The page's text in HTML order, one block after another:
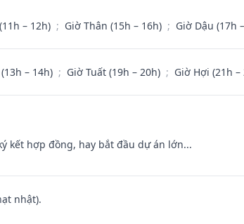
– 12h) ; Giờ Thân (15h – 16h) ; Giờ Dậu (17h
– 14h) ; Giờ Tuất (19h – 20h) ; Giờ Hợi (21h –
kết hợp đồng, hay bắt đầu dự án lớn...
nhật).